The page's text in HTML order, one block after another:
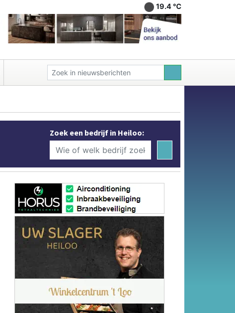
19.4 ℃
Zoek een bedrijf in Heiloo: